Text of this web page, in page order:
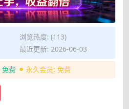
浏览热度: (113)
最近更新: 2026-06-03
免费 永久会员: 免费